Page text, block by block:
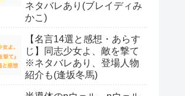
ネタバレあり(ブレイディみ
かこ)
【名言14選と感想・あらす
じ】同志少女よ、敵を撃て
※ネタバレあり、登場人物
紹介も(逢坂冬馬)